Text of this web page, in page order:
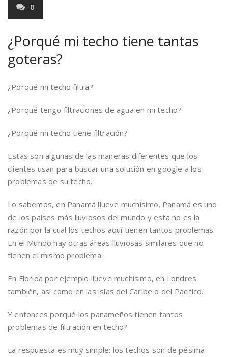
0
¿Porqué mi techo tiene tantas
goteras?
¿Porqué mi techo filtra?
¿Porqué tengo filtraciones de agua en mi techo?
¿Porqué mi techo tiene filtración?
Estas son algunas de las maneras diferentes que los
clientes usan para buscar una solución en google a los
problemas de su techo.
Lo sabemos, en Panamá llueve muchísimo. Panamá es uno
de los países más lluviosos del mundo y esta no es la
razón por la cual los techos aquí tienen tantos problemas.
En el Mundo hay otras áreas lluviosas similares que no
tienen el mismo problema.
En Florida por ejemplo llueve muchísimo, en Londres
también, así como en las islas del Caribe o del Pacifico.
Y entonces porqué los panameños tienen tantos
problemas de filtración en techo?
La respuesta es muy simple: los techos son de pésima